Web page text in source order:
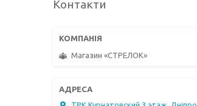
Контакти
Магазин «СТРЕЛОК»